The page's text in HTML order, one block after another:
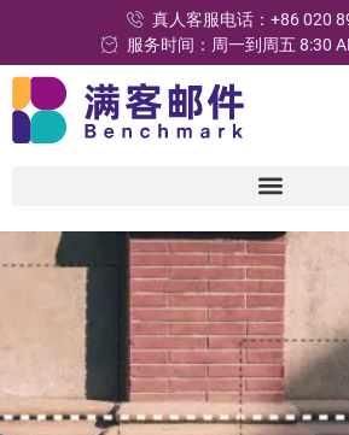
真人客服电话：+86 020
服务时间：周一到周五 8:30